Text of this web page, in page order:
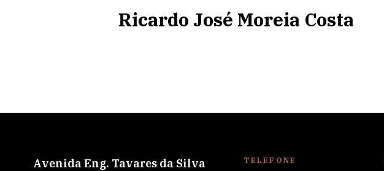
Ricardo José Moreia Costa
Avenida Eng. Tavares da Silva
TELEFONE